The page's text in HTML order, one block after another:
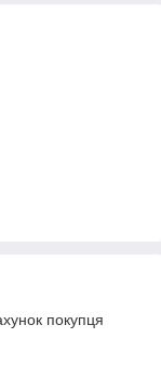
покупця